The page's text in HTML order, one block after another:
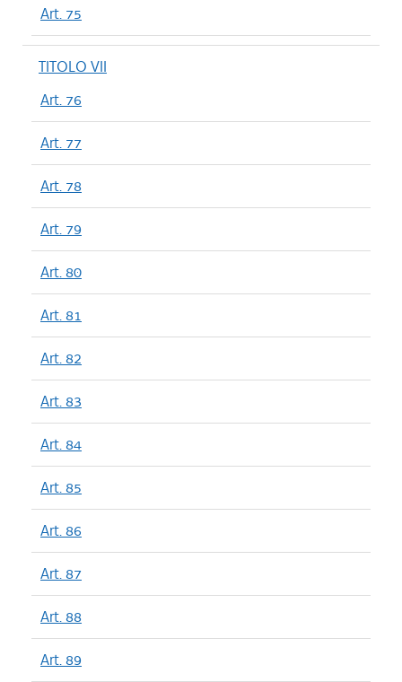
Art. 75
TITOLO VII
Art. 76
Art. 77
Art. 78
Art. 79
Art. 80
Art. 81
Art. 82
Art. 83
Art. 84
Art. 85
Art. 86
Art. 87
Art. 88
Art. 89